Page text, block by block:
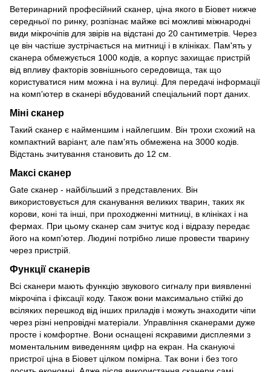
Ветеринарний професійний сканер, ціна якого в Біовет нижче
середньої по ринку, розпізнає майже всі можливі міжнародні
види мікрочіпів для звірів на відстані до 20 сантиметрів. Через
це він частіше зустрічається на митниці і в клініках. Пам'ять у
сканера обмежується 1000 кодів, а корпус захищає пристрій
від впливу факторів зовнішнього середовища, так що
користуватися ним можна і на вулиці. Для передачі інформації
на комп'ютер в сканері вбудований спеціальний порт даних.
Міні сканер
Такий сканер є найменшим і найлегшим. Він трохи схожий на
компактний варіант, але пам'ять обмежена на 3000 кодів.
Відстань зчитування становить до 12 см.
Максі сканер
Gate сканер - найбільший з представлених. Він
використовується для сканування великих тварин, таких як
корови, коні та інші, при проходженні митниці, в клініках і на
фермах. При цьому сканер сам зчитує код і відразу передає
його на комп'ютер. Людині потрібно лише провести тварину
через пристрій.
Функції сканерів
Всі сканери мають функцію звукового сигналу при виявленні
мікрочіпа і фіксації коду. Також вони максимально стійкі до
всіляких перешкод від інших приладів і можуть знаходити чіпи
через різні непровідні матеріали. Управління сканерами дуже
просте і комфортне. Вони оснащені яскравими дисплеями з
моментальним виведенням цифр на екран. На скануючі
пристрої ціна в Біовет цілком помірна. Так вони і без того